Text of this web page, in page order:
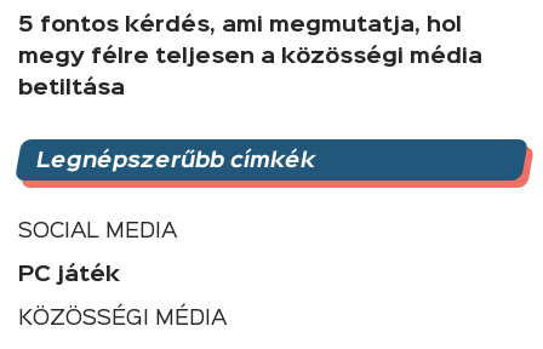
5 fontos kérdés, ami megmutatja, hol
megy félre teljesen a közösségi média
betiltása
Legnépszerűbb címkék
SOCIAL MEDIA
PC játék
KÖZÖSSÉGI MÉDIA